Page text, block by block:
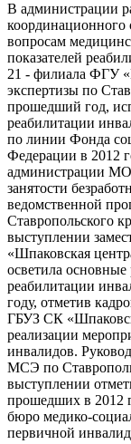
В администрации
координационного
вопросам
показателей
21 - филиала ФГУ
экспертизы по
прошедший год,
реабилитации
по линии Фонда
Федерации в 2012
администрации МО
занятости
ведомственной
Ставропольского
выступлении
«Шпаковская
осветила основные
реабилитации
году, отметив
ГБУЗ СК
реализации
инвалидов.
МСЭ по
выступлении
прошедших в 2012
бюро медико-
первичной